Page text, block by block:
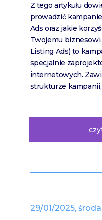
Z tego artykułu
prowadzić
Ads oraz jakie
Twojemu
Listing Ads) to
specjalnie
internetowych.
strukturze
29/01/2025, środa